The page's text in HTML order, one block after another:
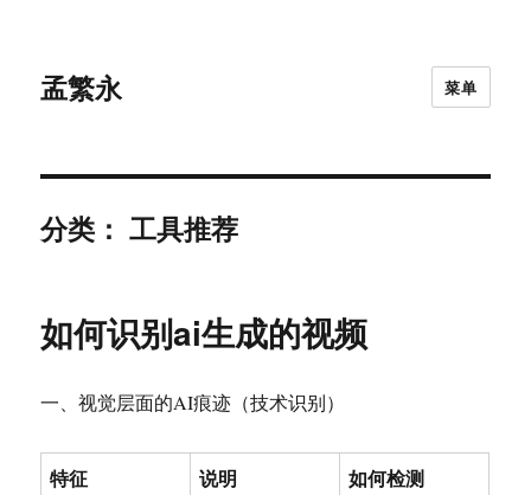
孟繁永 菜单
分类：工具推荐
如何识别ai生成的视频
一、视觉层面的AI痕迹（技术识别）
特征 说明 如何检测